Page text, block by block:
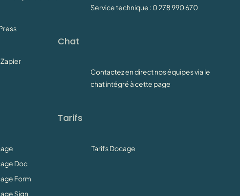
Service technique : 0 278 990 670
Chat
Contactez en direct nos équipes via le
chat intégré à cette page
Doc
Form
Sign
Tarifs
Tarifs Docage